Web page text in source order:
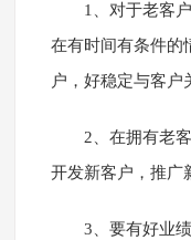
1、对于老客
在有时间有条件的
户，好稳定与客户
2、在拥有老
开发新客户，推广
3、要有好业